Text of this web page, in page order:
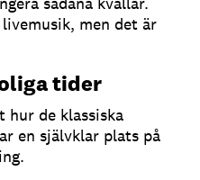
men det är
tider
hur de klassiska
en självklar plats på